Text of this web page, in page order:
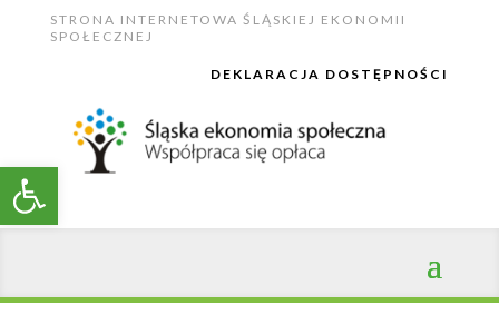
STRONA INTERNETOWA ŚLĄSKIEJ EKONOMII
SPOŁECZNEJ
DEKLARACJA DOSTĘPNOŚCI
Open toolbar